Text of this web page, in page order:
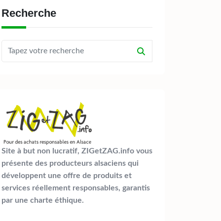
Recherche
Site à but non lucratif, ZIGetZAG.info vous
présente des producteurs alsaciens qui
développent une offre de produits et
services réellement responsables, garantis
par une charte éthique.